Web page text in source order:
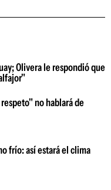
Olivera le respondió que
no hablará de
frío: así estará el clima